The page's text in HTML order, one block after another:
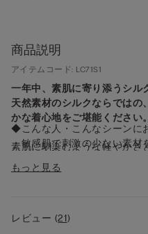
商品説明
アイテムコード: LC71S1
一年中、素肌に寄り添うシル
天然素材のシルクならではの
かな着心地をご堪能ください
素肌に馴染むような軽やかさ
が魅力のVネックシルクスリッ
ネックラインと裾にレースの
やさしい肌あたりで、敏感
◆こんな人・こんなシーンに
・敏感肌で刺激の少ない素材
・吸湿性・温度調整など機能
・快適なペチコートをお求め
もっと見る
レビュー (21)